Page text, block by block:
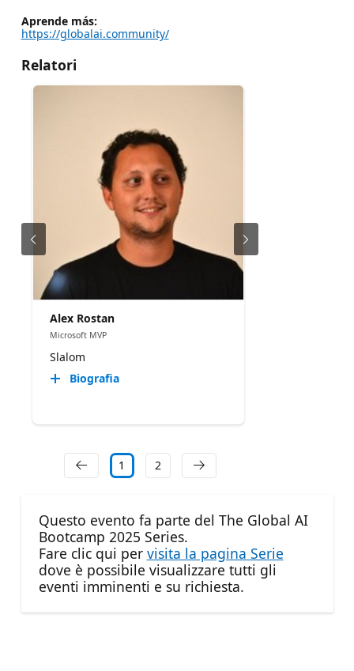
Aprende más:
https://globalai.community/
Relatori
Alex Rostan
Microsoft MVP
Slalom
Biografia
1 2
Questo evento fa parte del The Global AI
Bootcamp 2025 Series.
Fare clic qui per visita la pagina Serie
dove è possibile visualizzare tutti gli
eventi imminenti e su richiesta.